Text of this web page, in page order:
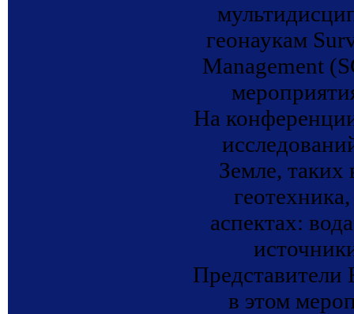
геонаукам
Management
На
Земле, таких
аспектах:
в этом